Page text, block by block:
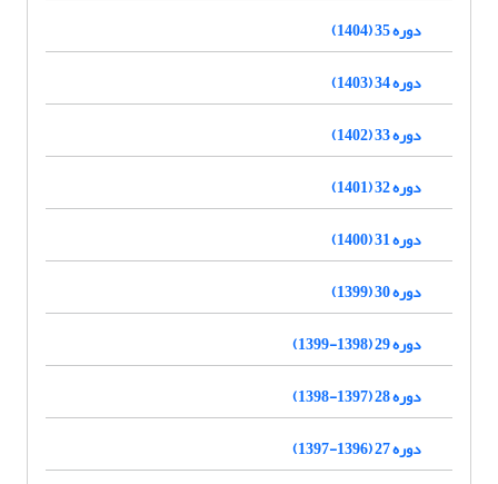
دوره 35 (1404)
دوره 34 (1403)
دوره 33 (1402)
دوره 32 (1401)
دوره 31 (1400)
دوره 30 (1399)
دوره 29 (1398-1399)
دوره 28 (1397-1398)
دوره 27 (1396-1397)